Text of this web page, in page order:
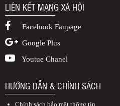
LIÊN KẾT MẠNG XÃ HỘI
Facebook Fanpage
Google Plus
Youtue Chanel
HƯỚNG DẪN & CHÍNH SÁCH
Chính sách bảo mật thông tin